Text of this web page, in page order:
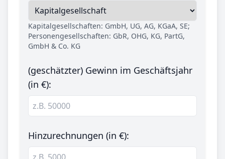
Kapitalgesellschaften: GmbH, UG, AG, KGaA, SE;
Personengesellschaften: GbR, OHG, KG, PartG,
GmbH & Co. KG
(geschätzter) Gewinn im Geschäftsjahr
(in €):
Hinzurechnungen (in €):